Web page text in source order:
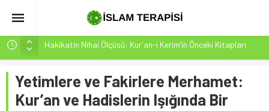
Hakikatin Nihai Ölçüsü: Kur’an-ı Kerim’in Önceki Kitapları
Peygamber Müjdesi Mehdi Mesih’in Gelişi Kitabımız
26.07.2026 Tarihinde Güncellenmiştir(ÇOK ÖNEMLİ)
İsrâ Sûresi(17) 1. Ayet’in 7 Dilde Yazılışı
Yetimlere ve Fakirlere Merhamet:
Kur’an ve Hadislerin Işığında Bir